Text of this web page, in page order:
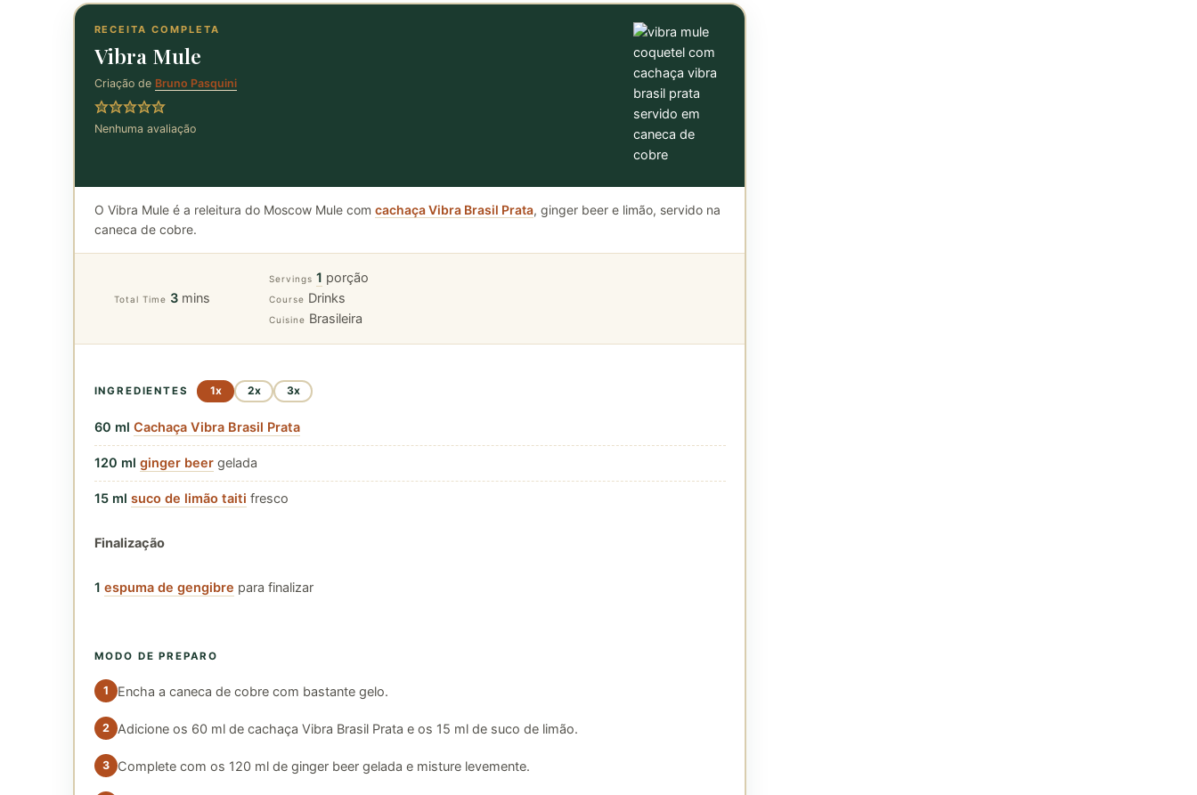
RECEITA COMPLETA
Vibra Mule
Criação de Bruno Pasquini
Nenhuma avaliação
O Vibra Mule é a releitura do Moscow Mule com cachaça Vibra Brasil Prata, ginger beer e limão, servido na
caneca de cobre.
Total Time 3minutes
mins
Servings 1 porção
Course Drinks
Cuisine Brasileira
INGREDIENTES 1x 2x 3x
60 ml Cachaça Vibra Brasil Prata
120 ml ginger beer gelada
15 ml suco de limão taiti fresco
Finalização
1 espuma de gengibre para finalizar
MODO DE PREPARO
Encha a caneca de cobre com bastante gelo.
Adicione os 60 ml de cachaça Vibra Brasil Prata e os 15 ml de suco de limão.
Complete com os 120 ml de ginger beer gelada e misture levemente.